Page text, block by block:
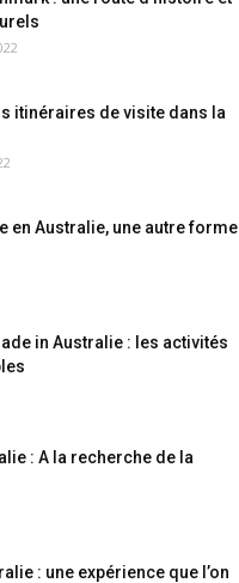
itinéraires de visite dans la
en Australie, une autre forme
in Australie : les activités
: A la recherche de la
: une expérience que l’on